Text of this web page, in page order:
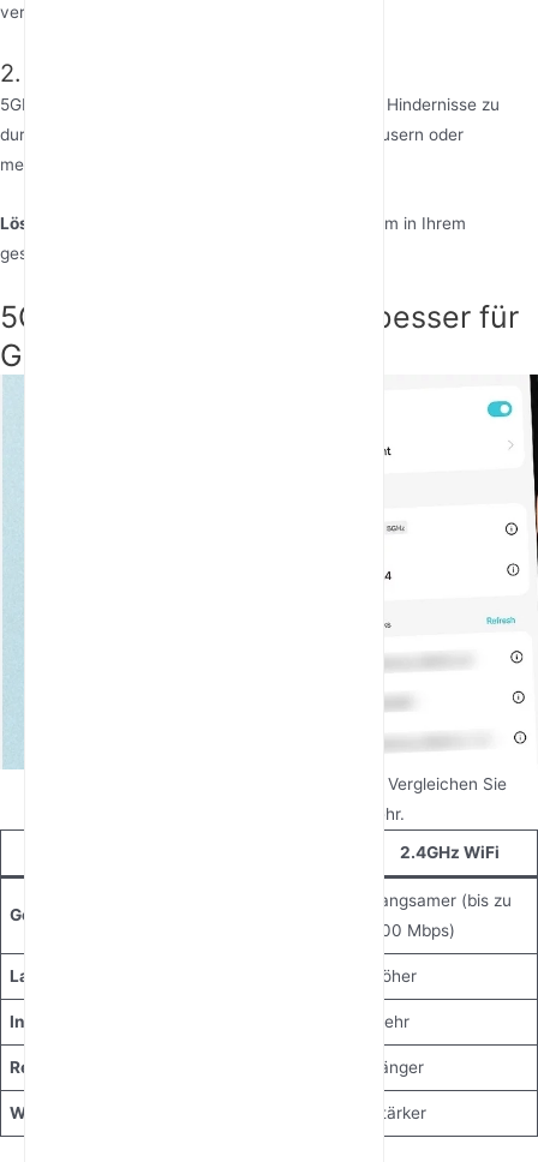
verbessern.
2. Schwache Wanddurchdringung
5GHz-Signale haben Schwierigkeiten, Wände und Hindernisse zu
durchdringen, was die Verbindung in größeren Häusern oder
mehrstöckigen Gebäuden schwächen kann.
Lösung
: Verwenden Sie ein Mesh-WiFi-System, um in Ihrem
gesamten Zuhause für starke Signale zu sorgen.
5GHz vs. 2.4GHz: Was ist besser für
Gaming?
5GHz vs. 2.4GHz: Was ist besser für Gaming? Vergleichen Sie
Geschwindigkeit, Latenz und mehr.
2.4GHz WiFi
Geschwindigkeit
Langsamer (bis zu
600 Mbps)
Latenz Höher
Interferenzen Mehr
Reichweite Länger
Wanddurchdringung Stärker